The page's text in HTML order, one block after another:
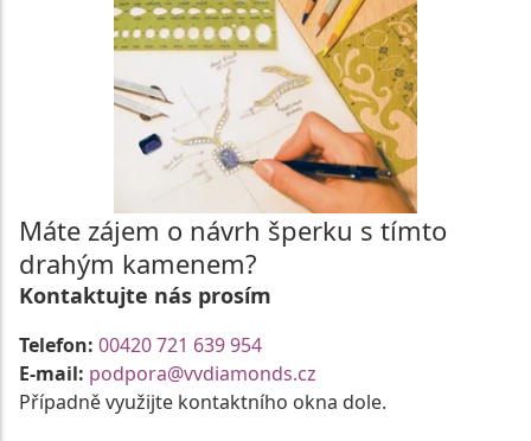
Máte zájem o návrh šperku s tímto
drahým kamenem?
Kontaktujte nás prosím
Telefon: 00420 721 639 954
E-mail: podpora@vvdiamonds.cz
Případně využijte kontaktního okna dole.